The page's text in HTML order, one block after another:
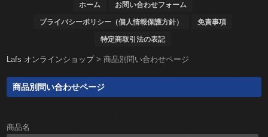
ホーム お問い合わせフォーム
プライバシーポリシー（個人情報保護方針） 免責事項
特定商取引法の表記
Lafs オンラインショップ>商品別問い合わせページ
商品別問い合わせページ
商品名